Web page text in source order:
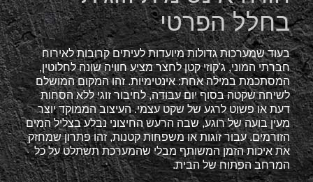
בחלל הפרטי
בעוד שמערכות גדולות מיועדות לעיתים קרובות לאירוח
חברתי המוני, ג'קוזי קטן לחצר מציע חוויה שונה לחלוטין,
המסתכמת במילה אחת: אינטימיות. זהו המקום המושלם
לשיחה שקטה בסוף יום עבודה, לחיבור זוגי ללא הסחות
דעת או פשוט לרגע של שקט עצמי. העיצוב הממוקד יוצר
מעין בועה של רוגע, שבה הרעש החיצוני נבלע בצליל המים
הזורמים. עבור זוגות או משפחות קטנות, זהו פתרון שמחזק
את איכות הזמן המשותף מבלי שהמערכת תשתלט על כל
המרחב הפתוח של הבית.